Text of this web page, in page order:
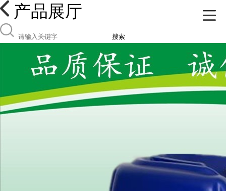
产品展厅
搜索